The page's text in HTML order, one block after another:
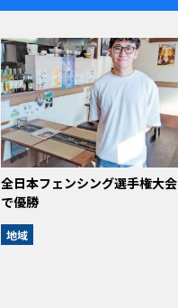
全日本フェンシング選手権大会
で優勝
地域